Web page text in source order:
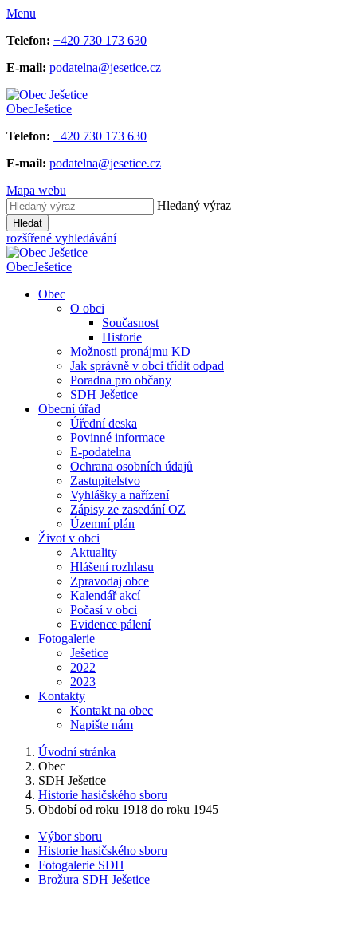
Menu
Telefon: +420 730 173 630
E-mail: podatelna@jesetice.cz
ObecJešetice
Telefon: +420 730 173 630
E-mail: podatelna@jesetice.cz
Mapa webu
Hledaný výraz
Hledat
rozšířené vyhledávání
ObecJešetice
Obec
O obci
Současnost
Historie
Možnosti pronájmu KD
Jak správně v obci třídit odpad
Poradna pro občany
SDH Ješetice
Obecní úřad
Úřední deska
Povinné informace
E-podatelna
Ochrana osobních údajů
Zastupitelstvo
Vyhlášky a nařízení
Zápisy ze zasedání OZ
Územní plán
Život v obci
Aktuality
Hlášení rozhlasu
Zpravodaj obce
Kalendář akcí
Počasí v obci
Evidence pálení
Fotogalerie
Ješetice
2022
2023
Kontakty
Kontakt na obec
Napište nám
Úvodní stránka
Obec
SDH Ješetice
Historie hasičského sboru
Období od roku 1918 do roku 1945
Výbor sboru
Historie hasičského sboru
Fotogalerie SDH
Brožura SDH Ješetice